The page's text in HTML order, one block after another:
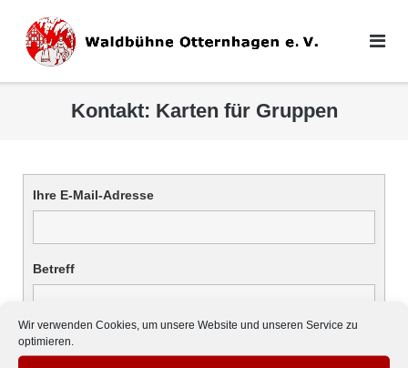
Wir verwenden Cookies, um unsere Website und unseren Service zu
optimieren.
Inhalt
Kontakt: Karten für Gruppen
Ihre E-Mail-Adresse
Betreff
Nachricht